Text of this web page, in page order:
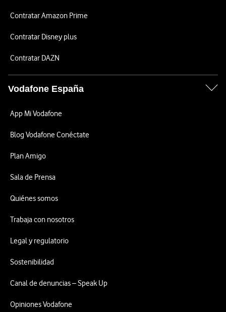
Contratar Amazon Prime
Contratar Disney plus
Contratar DAZN
Vodafone España
App Mi Vodafone
Blog Vodafone Conéctate
Plan Amigo
Sala de Prensa
Quiénes somos
Trabaja con nosotros
Legal y regulatorio
Sostenibilidad
Canal de denuncias – Speak Up
Opiniones Vodafone